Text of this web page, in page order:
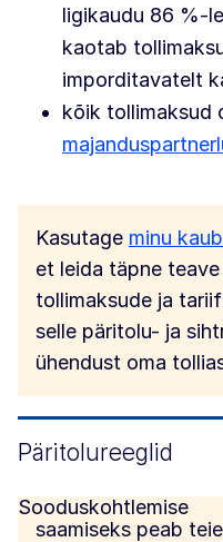
ligikaudu 86 %-
kaotab
imporditavatelt
kõik tollimaksud
Kasutage minu
et leida täpne
tollimaksude ja
selle päritolu- ja
ühendust oma
Päritolureeglid
Sooduskohtlemise
saamiseks peab